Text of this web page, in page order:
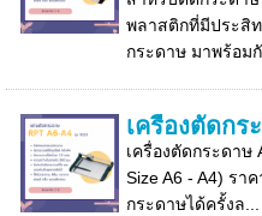
พลาสติกที่มีประสิ
กระดาษ มาพร้อม
เครื่องตัดกร
เครื่องตัดกระดาษ
Size A6 - A4) รา
กระดาษได้ครั้งล...